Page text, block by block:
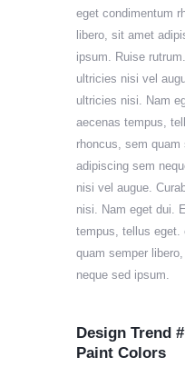
eget condimentum
libero, sit amet
ipsum. Ruise
ultricies nisi vel
ultricies nisi. Nam
aecenas tempus,
rhoncus, sem
adipiscing sem
nisi vel augue.
nisi. Nam eget dui.
tempus, tellus eget.
quam semper
neque sed ipsum.
Design Trend
Paint Colors